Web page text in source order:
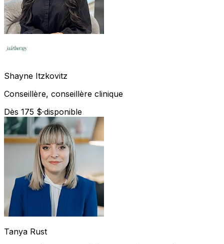
Shayne Itzkovitz
Conseillère, conseillère clinique
Dès 175 $·disponible
Tanya Rust